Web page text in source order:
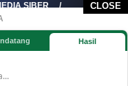
CLOSE
Hasil
SIBER
IKLAN / ADVERTORIAL